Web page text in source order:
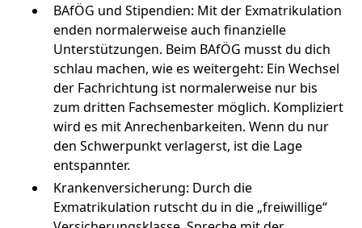
BAfÖG und Stipendien: Mit der Exmatrikulation
enden normalerweise auch finanzielle
Unterstützungen. Beim BAfÖG musst du dich
schlau machen, wie es weitergeht: Ein Wechsel
der Fachrichtung ist normalerweise nur bis
zum dritten Fachsemester möglich. Kompliziert
wird es mit Anrechenbarkeiten. Wenn du nur
den Schwerpunkt verlagerst, ist die Lage
entspannter.
Krankenversicherung: Durch die
Exmatrikulation rutscht du in die „freiwillige“